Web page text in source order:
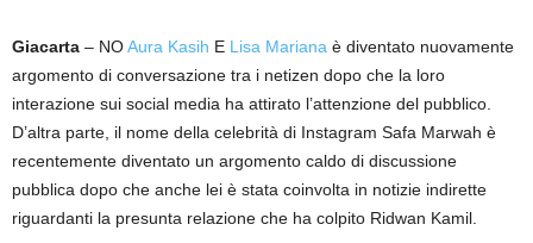
Giacarta – NOAura Kasih E Lisa Mariana è diventato nuovamente
argomento di conversazione tra i netizen dopo che la loro
interazione sui social media ha attirato l’attenzione del pubblico.
D’altra parte, il nome della celebrità di Instagram Safa Marwah è
recentemente diventato un argomento caldo di discussione
pubblica dopo che anche lei è stata coinvolta in notizie indirette
riguardanti la presunta relazione che ha colpito Ridwan Kamil.